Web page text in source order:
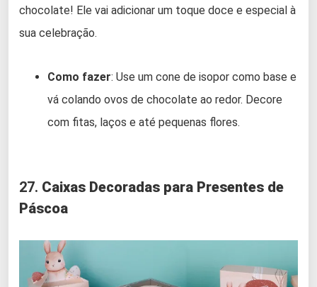
chocolate! Ele vai adicionar um toque doce e especial à
sua celebração.
Como fazer: Use um cone de isopor como base e
vá colando ovos de chocolate ao redor. Decore
com fitas, laços e até pequenas flores.
27. Caixas Decoradas para Presentes de
Páscoa